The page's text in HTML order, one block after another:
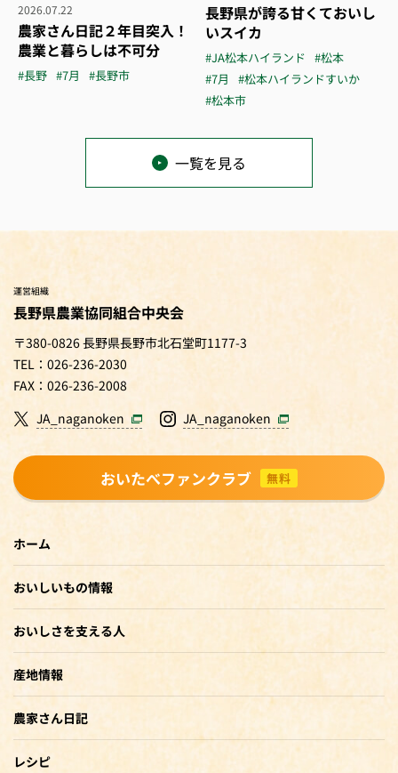
2026.07.22
農家さん日記２年目突入！
農業と暮らしは不可分
#長野 #7月 #長野市
長野県が誇る甘くておいし
いスイカ
#JA松本ハイランド #松本
#7月
#松本ハイランドすいか
#松本市
一覧を見る
運営組織
長野県農業協同組合中央会
〒380-0826 長野県長野市北石堂町1177-3
TEL：026-236-2030
FAX：026-236-2008
JA_naganoken
JA_naganoken
おいたべファンクラブ 無料
ホーム
おいしいもの情報
おいしさを支える人
産地情報
農家さん日記
レシピ